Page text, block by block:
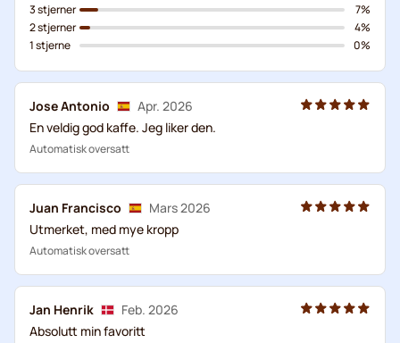
3 stjerner
2 stjerner
1 stjerne
7%
4%
0%
Jose Antonio
Apr. 2026
En veldig god kaffe. Jeg liker den.
Automatisk oversatt
Juan Francisco
Mars 2026
Utmerket, med mye kropp
Automatisk oversatt
Jan Henrik
Feb. 2026
Absolutt min favoritt